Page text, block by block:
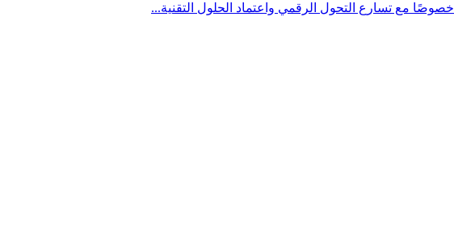
مع تسارع التحول الرقمي واعتماد الحلول التقنية...